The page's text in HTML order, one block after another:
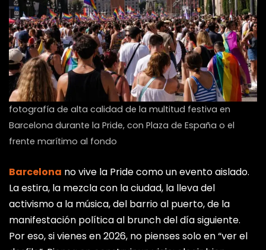
fotografía de alta calidad de la multitud festiva en
Barcelona durante la Pride, con Plaza de España o el
frente marítimo al fondo
Barcelona no vive la Pride como un evento aislado.
La estira, la mezcla con la ciudad, la lleva del
activismo a la música, del barrio al puerto, de la
manifestación política al brunch del día siguiente.
Por eso, si vienes en 2026, no pienses solo en “ver el